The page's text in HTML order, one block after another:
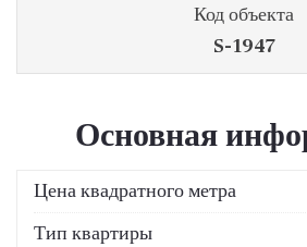
Код объекта
S-1947
Основная
Цена квадратного метра
Тип квартиры